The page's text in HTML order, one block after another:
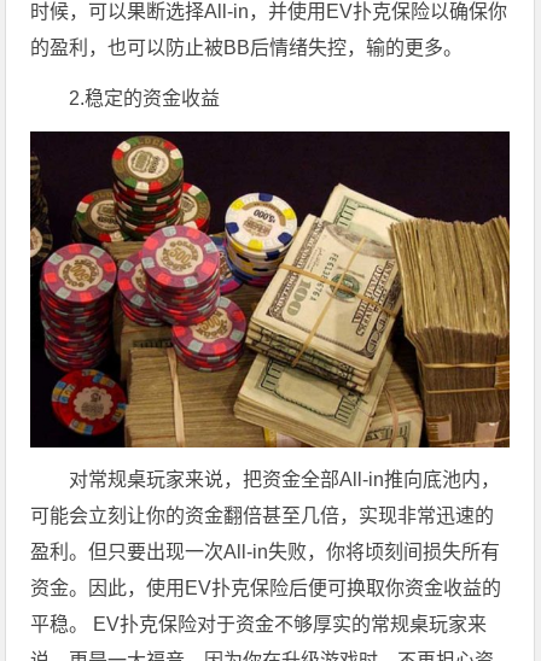
时候，可以果断选择All-in，并使用EV扑克保险以确保你
的盈利，也可以防止被BB后情绪失控，输的更多。
2.稳定的资金收益
对常规桌玩家来说，把资金全部All-in推向底池内，
可能会立刻让你的资金翻倍甚至几倍，实现非常迅速的
盈利。但只要出现一次All-in失败，你将顷刻间损失所有
资金。因此，使用EV扑克保险后便可换取你资金收益的
平稳。 EV扑克保险对于资金不够厚实的常规桌玩家来